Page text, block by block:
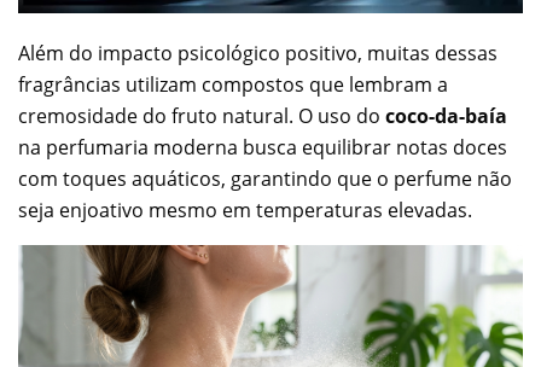
Além do impacto psicológico positivo, muitas dessas
fragrâncias utilizam compostos que lembram a
cremosidade do fruto natural. O uso do coco-da-baía
na perfumaria moderna busca equilibrar notas doces
com toques aquáticos, garantindo que o perfume não
seja enjoativo mesmo em temperaturas elevadas.